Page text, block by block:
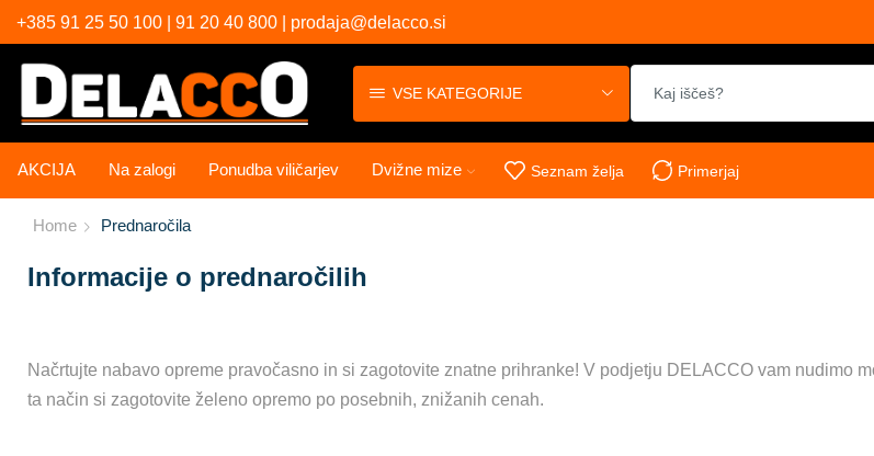
+385 91 25 50 100 | 91 20 40 800 | prodaja@delacco.si
VSE KATEGORIJE
AKCIJA Na zalogi Ponudba viličarjev Dvižne mize Seznam želja Primerjaj
Home Prednaročila
Informacije o prednaročilih
Načrtujte nabavo opreme pravočasno in si zagotovite znatne prihranke! V podjetju DELACCO vam nudimo
ta način si zagotovite želeno opremo po posebnih, znižanih cenah.